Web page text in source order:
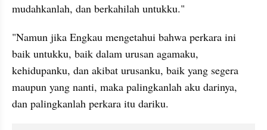
mudahkanlah, dan berkahilah untukku."
"Namun jika Engkau mengetahui bahwa perkara ini
baik untukku, baik dalam urusan agamaku,
kehidupanku, dan akibat urusanku, baik yang segera
maupun yang nanti, maka palingkanlah aku darinya,
dan palingkanlah perkara itu dariku.